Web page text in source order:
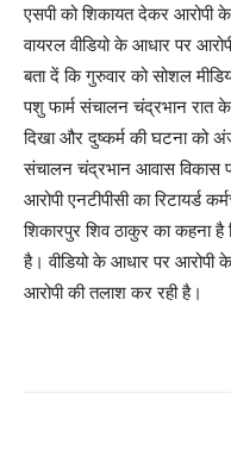
एसपी को शिकायत देकर आरोपी
वायरल वीडियो के आधार पर
बता दें कि गुरुवार को सोशल
पशु फार्म संचालन चंद्रभान
दिखा और दुष्कर्म की घटना को
संचालन चंद्रभान आवास विकास
आरोपी एनटीपीसी का रिटायर्ड
शिकारपुर शिव ठाकुर का कहना
है। वीडियो के आधार पर आरोपी
आरोपी की तलाश कर रही है।